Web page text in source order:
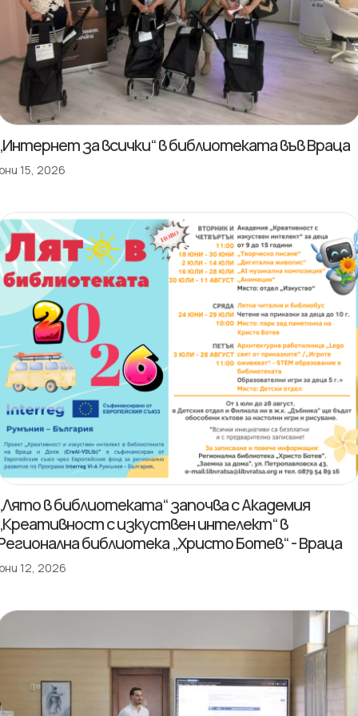
за всички“ в библиотеката във Враца
15, 2026
в библиотеката“ започва с Академия
с изкуствен интелект“ в
библиотека „Христо Ботев“ - Враца
12, 2026